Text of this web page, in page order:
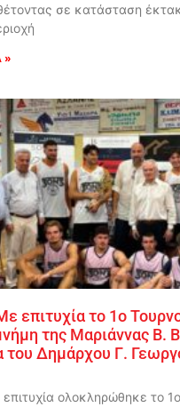
σε κατάσταση
»
επιτυχία το 1ο
της Μαριάννας Β.
του Δημάρχου Γ.
ολοκληρώθηκε το